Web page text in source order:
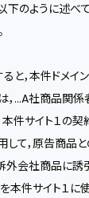
下のように述べ
と，本件ドメイ
，...A社商品関
本件サイト１の
して，原告商品
外会社商品に
本件サイト１に